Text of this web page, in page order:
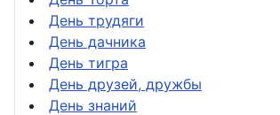
День трудяги
День дачника
День тигра
День друзей, дружбы
День знаний